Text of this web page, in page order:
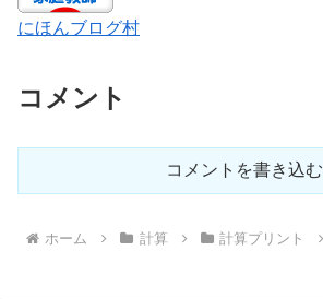
にほんブログ村
コメント
コメントを書き込む
ホーム 計算 計算プリント